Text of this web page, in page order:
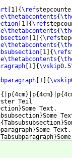
1 {\ref
{
1 {\ref
{
1 {\ref
{
1 {\ref
{
1 {\vskip0.5
1 {\vskip
{ |p{4cm} |p{4cm} |p{
Teil
}Some Text.
}Some
{Tabsubsubsection}
}Some
Tabsubparagraph}